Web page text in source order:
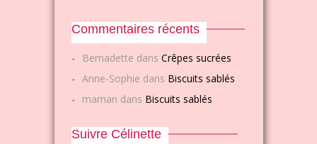
Commentaires récents
Bernadette dansCrêpes sucrées
Anne-Sophie dans Biscuits sablés
maman dans Biscuits sablés
Suivre Célinette